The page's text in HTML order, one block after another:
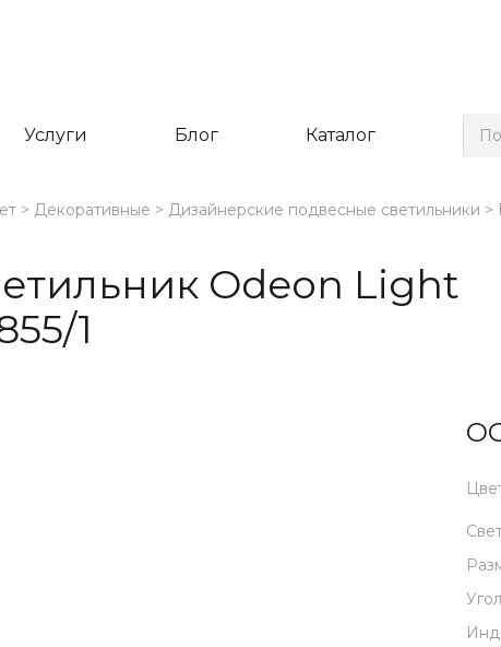
Услуги Блог Каталог
Декоративные Дизайнерские подвесные светильники
Odeon Light
1